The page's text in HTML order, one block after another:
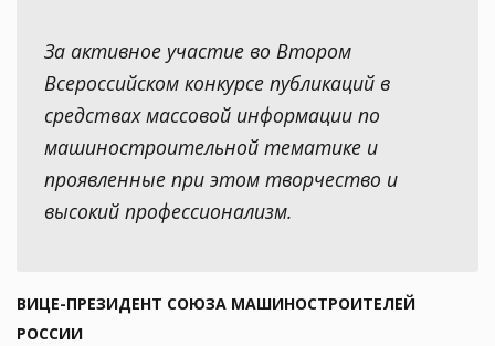
За активное участие во Втором
Всероссийском конкурсе публикаций в
средствах массовой информации по
машиностроительной тематике и
проявленные при этом творчество и
высокий профессионализм.
ВИЦЕ-ПРЕЗИДЕНТ СОЮЗА МАШИНОСТРОИТЕЛЕЙ
РОССИИ